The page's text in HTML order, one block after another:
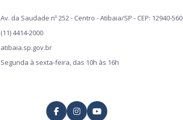
Av. da Saudade nº 252 - Centro - Atibaia/SP - CEP: 12940-560
(11) 4414-2000
atibaia.sp.gov.br
Segunda à sexta-feira, das 10h às 16h